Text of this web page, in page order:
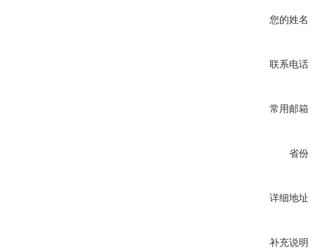
您的姓名
联系电话
常用邮箱
省份
详细地址
补充说明